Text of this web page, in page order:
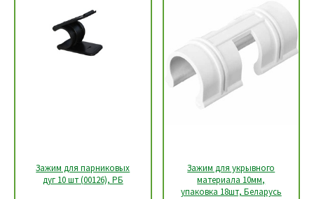
Зажим для парниковых
дуг 10 шт (00126), РБ
Зажим для укрывного
материала 10мм,
упаковка 18шт, Беларусь